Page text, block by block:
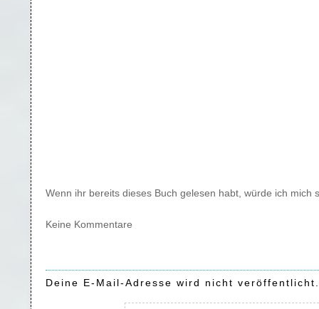
Wenn ihr bereits dieses Buch gelesen habt, würde ich
Keine Kommentare
Deine E-Mail-Adresse wird nicht veröffentlicht.